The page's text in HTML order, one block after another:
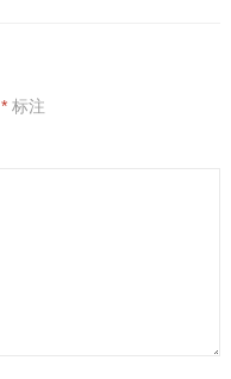
*标注